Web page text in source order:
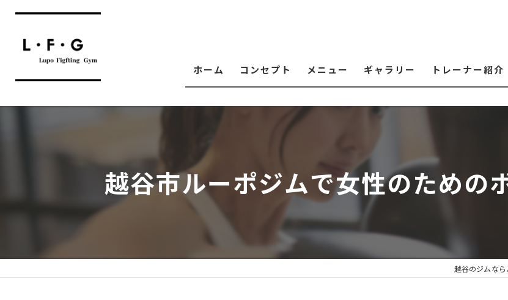
ホーム コンセプト メニュー ギャラリー トレーナー紹介
越谷市ルーポジムで女性のための
越谷のジムな